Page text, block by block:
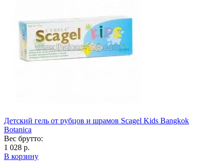
Детский гель от рубцов и шрамов Scagel Kids Bangkok
Botanica
Вес брутто:
1 028 р.
В корзину